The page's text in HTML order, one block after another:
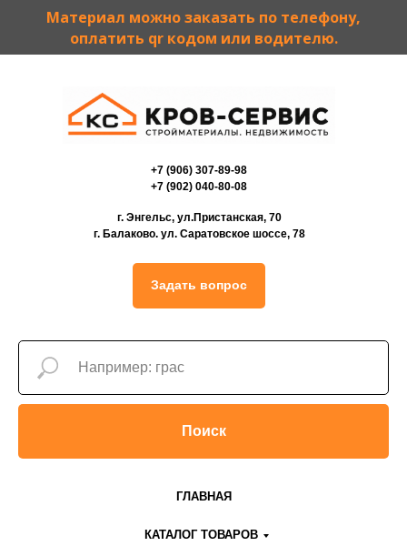
Материал можно заказать по телефону,
оплатить qr кодом или водителю.
+7 (906) 307-89-98
+7 (902) 040-80-08
г. Энгельс, ул.Пристанская, 70
г. Балаково. ул. Саратовское шоссе, 78
Задать вопрос
Поиск
ГЛАВНАЯ
КАТАЛОГ ТОВАРОВ